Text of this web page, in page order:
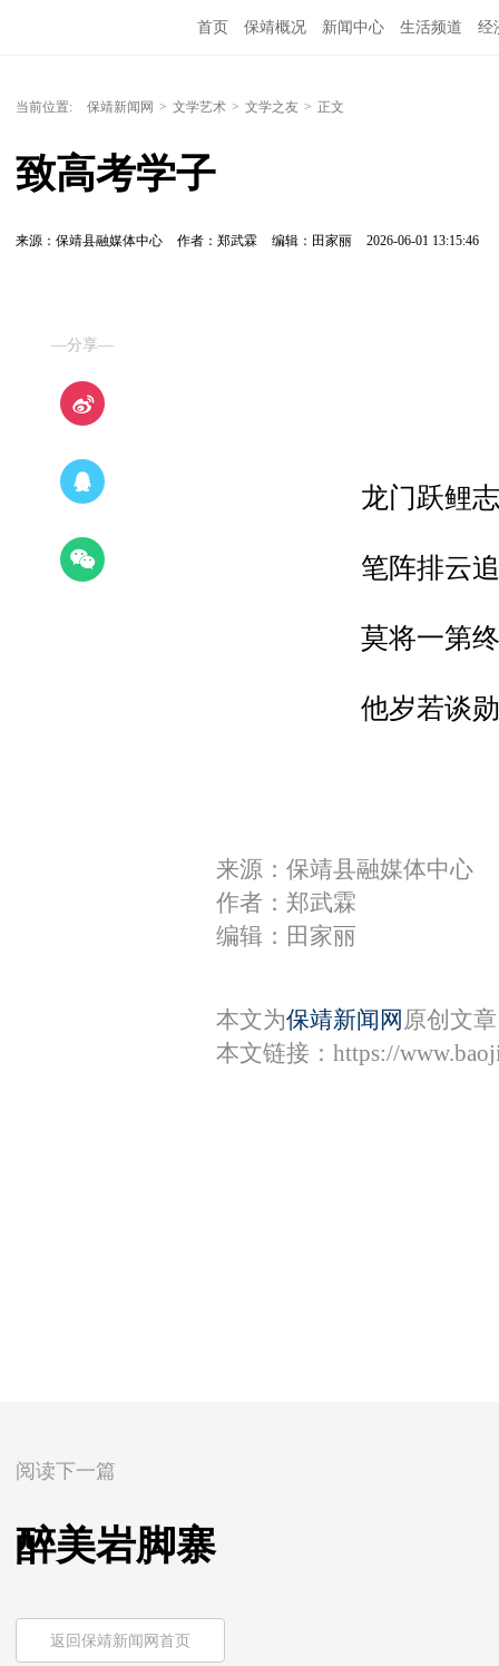
首页 保靖概况 新闻中心 生活频道 经
当前位置: 保靖新闻网 > 文学艺术 > 文学之友 > 正文
致高考学子
来源：保靖县融媒体中心 作者：郑武霖 编辑：田家丽 2026-06-01 13:15:46
—分享—
龙门跃鲤
笔阵排云
莫将一第
他岁若谈
来源：保靖县融媒体中心
作者：郑武霖
编辑：田家丽
本文为保靖新闻网 原创文
本文链接： https://
阅读下一篇
醉美岩脚寨
返回保靖新闻网首页